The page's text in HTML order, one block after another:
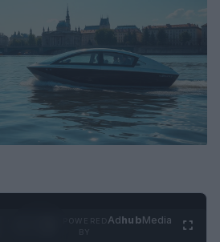
AdhubMedia